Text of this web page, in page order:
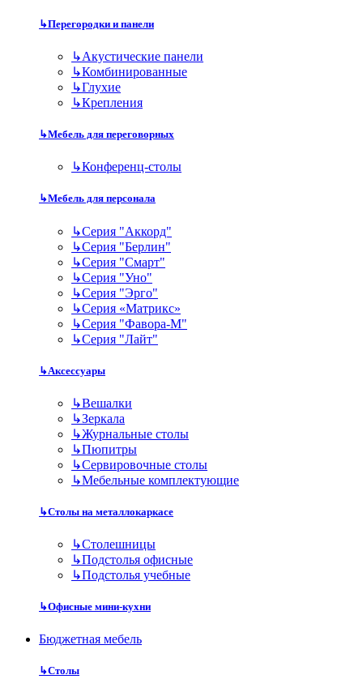
↳Перегородки и панели
↳Акустические панели
↳Комбинированные
↳Глухие
↳Крепления
↳Мебель для переговорных
↳Конференц-столы
↳Мебель для персонала
↳Серия "Аккорд"
↳Серия "Берлин"
↳Серия "Смарт"
↳Серия "Уно"
↳Серия "Эрго"
↳Серия «Матрикс»
↳Серия "Фавора-М"
↳Серия "Лайт"
↳Аксессуары
↳Вешалки
↳Зеркала
↳Журнальные столы
↳Пюпитры
↳Сервировочные столы
↳Мебельные комплектующие
↳Столы на металлокаркасе
↳Столешницы
↳Подстолья офисные
↳Подстолья учебные
↳Офисные мини-кухни
Бюджетная мебель
↳Столы